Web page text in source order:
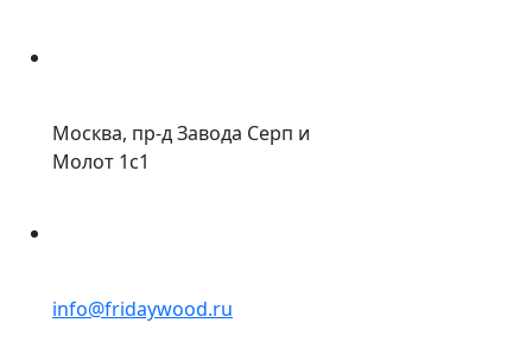
Москва, пр-д Завода Серп и
Молот 1с1
info@fridaywood.ru